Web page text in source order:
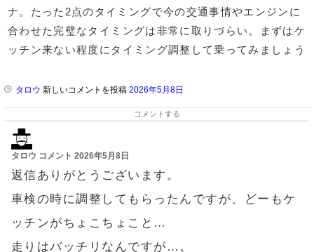
ナ。たった2点のタイミングで今の交通事情やエンジンに
合わせた完璧なタイミングは非常に取りづらい。まずはケ
ッチン来ない程度にタイミング調整して乗ってみましょう
タロウ 新しいコメントを投稿 2026年5月8日
コメントする
タロウ コメント 2026年5月8日
返信ありがとうございます。
車検の時に調整してもらったんですが、どーもケ
ッチンがちょこちょこと…
走りはバッチリなんですが…。